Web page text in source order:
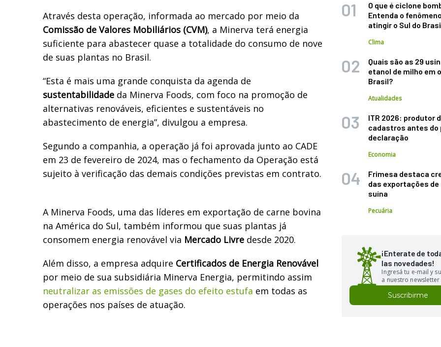
Através desta operação, informada ao mercado por meio da
Comissão de Valores Mobiliários (CVM), a Minerva terá energia
suficiente para abastecer quase a totalidade do consumo de nove
de suas plantas no Brasil.
“Esta é mais uma grande conquista da agenda de
sustentabilidade da Minerva Foods, com foco na promoção de
alternativas renováveis, eficientes e sustentáveis no
abastecimento de energia”, divulgou a empresa.
Segundo a companhia, a operação já foi aprovada junto ao CADE
em 23 de fevereiro de 2024, mas o fechamento da Operação está
sujeito à verificação das demais condições previstas em contrato.
A Minerva Foods, uma das líderes em exportação de carne bovina
na América do Sul, também informou que suas plantas já
consomem energia renovável via Mercado Livre desde 2020.
Além disso, a empresa adquire Certificados de Energia Renovável
por meio de sua subsidiária Minerva Energia, permitindo assim
neutralizar as emissões de gases do efeito estufa em todas as
operações nos países de atuação.
O que é ciclone
Entenda o
atingir o Sul do
Clima
Quais são as 29
etanol de milho em
Brasil?
Atualidades
ITR 2026: produtor
cadastros antes do
declaração
Economia
Frimesa destaca
das exportações de
suína
Pecuária
¡Enterate de
las novedades!
Ingresá tu e-mail y
a nuestro newsletter
Suscribirme